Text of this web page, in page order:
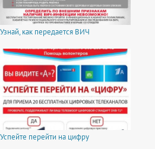
Узнай, как передается ВИЧ
Успейте перейти на цифру